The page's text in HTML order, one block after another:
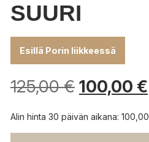
SUURI
Esillä Porin liikkeessä
125,00€ 100,00 €
Alin hinta 30 päivän aikana: 100,00